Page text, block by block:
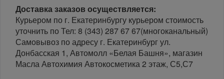
Доставка заказов осуществляется:
Курьером по г. Екатеринбургу курьером стоимость
уточнить по Тел: 8 (343) 287 67 67(многоканальный)
Самовывоз по адресу г. Екатеринбург ул.
Донбасская 1, Автомолл «Белая Башня», магазин
Масла Автохимия Автокосметика 2 этаж, С5,С7